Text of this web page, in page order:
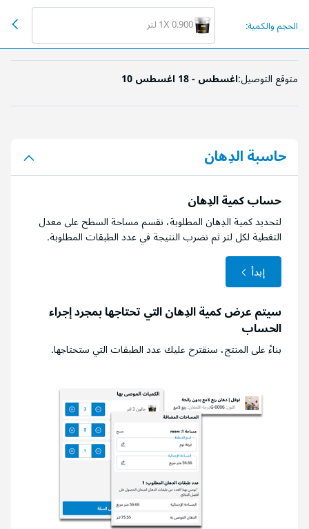
الحجم والكمية: 1X 0.900 لتر
متوقع التوصيل:10 اغسطس - 18 اغسطس
حاسبة الدِهان
حساب كمية الدِهان
لتحديد كمية الدِهان المطلوبة، نقسم مساحة السطح على معدل
التغطية لكل لتر ثم نضرب النتيجة في عدد الطبقات المطلوبة.
إبدأ
سيتم عرض كمية الدِهان التي تحتاجها بمجرد إجراء
الحساب
بناءً على المنتج، سنقترح عليك عدد الطبقات التي ستحتاجها.